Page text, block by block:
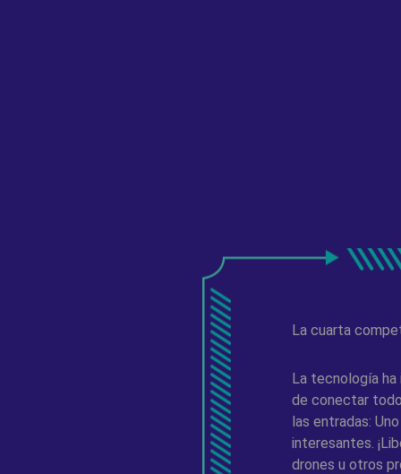
La cuarta
La tecnología ha
de conectar
las entradas:
interesantes.
drones u otros